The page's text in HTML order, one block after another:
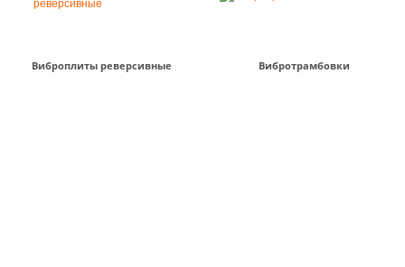
Виброплиты реверсивные Вибротрамбовки